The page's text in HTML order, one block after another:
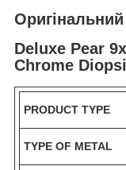
Deluxe Pear
Chrome
PRODUCT TYPE
TYPE OF METAL